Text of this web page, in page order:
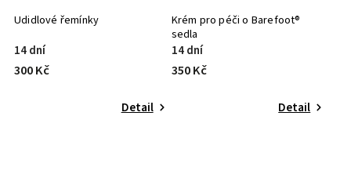
Udidlové řemínky
14 dní
300 Kč
Detail
Krém pro péči o Barefoot®
sedla
14 dní
350 Kč
Detail